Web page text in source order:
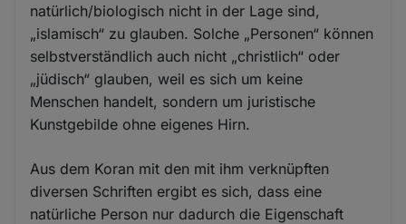
natürlich/biologisch nicht in der Lage sind,
„islamisch“ zu glauben. Solche „Personen“ können
selbstverständlich auch nicht „christlich“ oder
„jüdisch“ glauben, weil es sich um keine
Menschen handelt, sondern um juristische
Kunstgebilde ohne eigenes Hirn.
Aus dem Koran mit den mit ihm verknüpften
diversen Schriften ergibt es sich, dass eine
natürliche Person nur dadurch die Eigenschaft